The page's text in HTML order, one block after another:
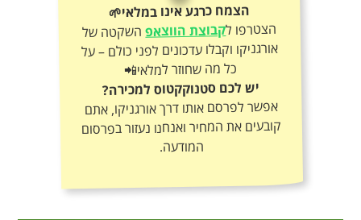
הצמח כרגע אינו במלאי🌱
הצטרפו לקבוצת הווצאפהשקטה של
אורגניקו וקבלו עדכונים לפני כולם – על
כל מה שחוזר למלאי📲
יש לכם סטנוקקטוס למכירה?
אפשר לפרסם אותו דרך אורגניקו, אתם
קובעים את המחיר ואנחנו נעזור בפרסום
המודעה.